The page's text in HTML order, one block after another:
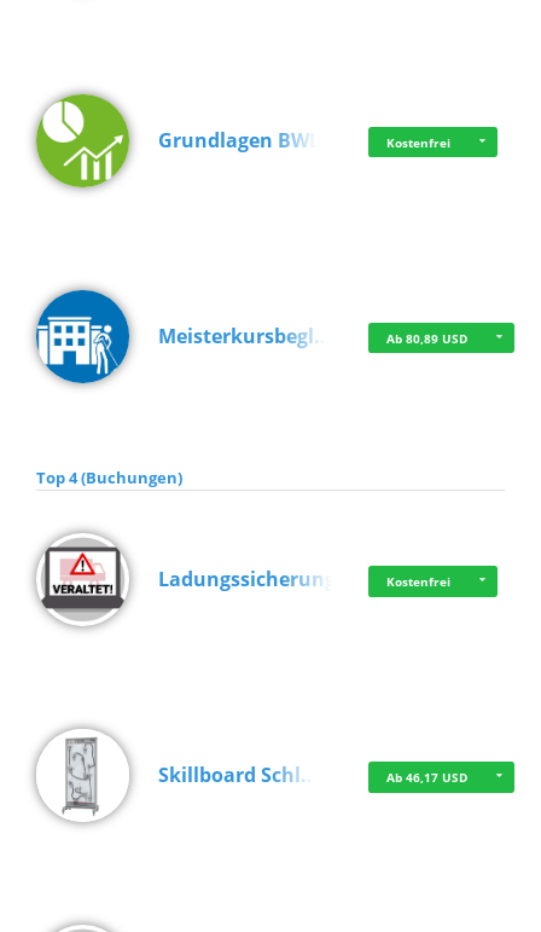
Grundlagen BWL Kostenfrei
Meisterkursbegl… Ab 80,89 USD
Top 4 (Buchungen)
Ladungssicherung Kostenfrei
Skillboard Schl… Ab 46,17 USD